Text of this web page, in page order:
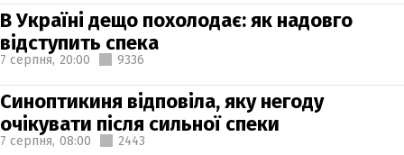
В Україні дещо похолодає: як надовго
відступить спека
7 серпня, 20:00 9336
Синоптикиня відповіла, яку негоду
очікувати після сильної спеки
7 серпня, 08:00 2443